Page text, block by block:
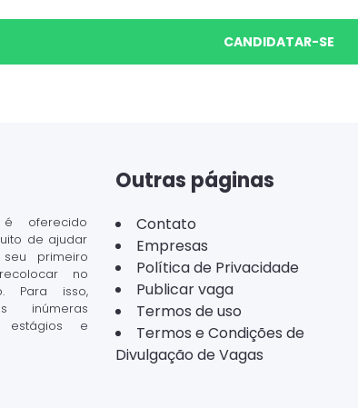
CANDIDATAR-SE
oferecido
de ajudar
primeiro
no
Para isso,
inúmeras
estágios e
Outras páginas
Contato
Empresas
Política de Privacidade
Publicar vaga
Termos de uso
Termos e Condições de
Divulgação de Vagas